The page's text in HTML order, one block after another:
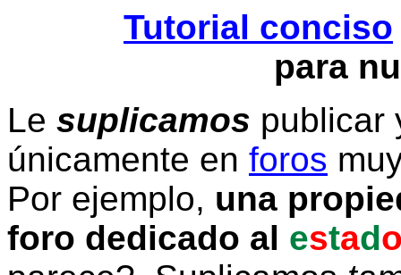
Tutorial conciso
para
Le suplicamos publicar
únicamente en foros
Por ejemplo, una
foro dedicado al estad